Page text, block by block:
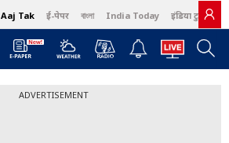
Aaj Tak ई-पेपर বাংলা India Today इंडिया टुडे हिंदी
ADVERTISEMENT